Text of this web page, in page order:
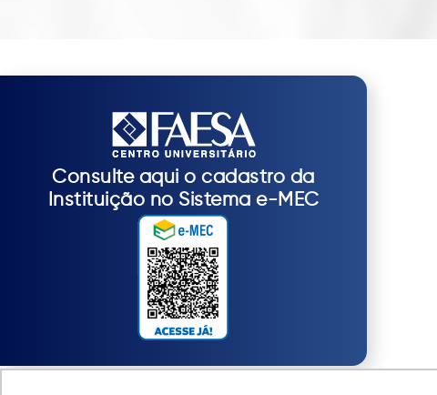
Consulte aqui o cadastro da
Instituição no Sistema e-MEC